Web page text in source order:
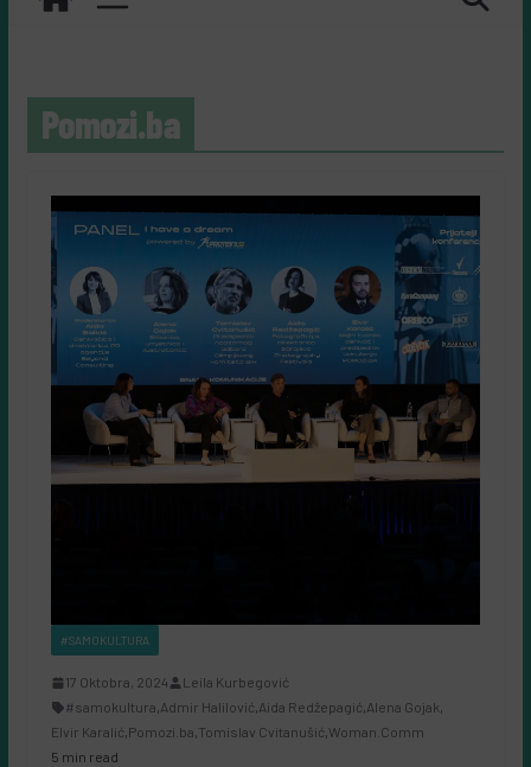
Pomozi.ba
#SAMOKULTURA
17 Oktobra, 2024
Leila Kurbegović
#samokultura,Admir Halilović,Aida Redžepagić,Alena Gojak,
Elvir Karalić,Pomozi.ba,Tomislav Cvitanušić,Woman.Comm
5 min read